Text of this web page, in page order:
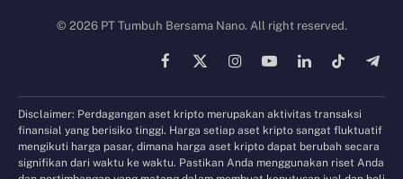
© 2026 PT Tumbuh Bersama Nano. All right reserved.
Facebook
X
InstagramYouTubeLinkedInTikTok
Disclaimer: Perdagangan aset kripto merupakan aktivitas transaksi
finansial yang berisiko tinggi. Harga setiap aset kripto sangat fluktuatif
mengikuti harga pasar, dimana harga aset kripto dapat berubah secara
signifikan dari waktu ke waktu. Pastikan Anda menggunakan riset Anda